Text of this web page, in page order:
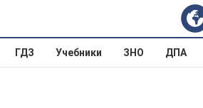
ГДЗ Учебники ЗНО ДПА